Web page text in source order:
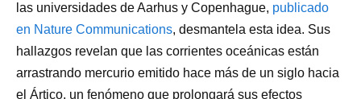
las universidades de Aarhus y Copenhague, publicado
en Nature Communications, desmantela esta idea. Sus
hallazgos revelan que las corrientes oceánicas están
arrastrando mercurio emitido hace más de un siglo hacia
el Ártico, un fenómeno que prolongará sus efectos